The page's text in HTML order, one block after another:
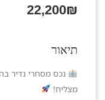
22,200₪
תיאור
נכס מסחרי נדיר
מצליח!